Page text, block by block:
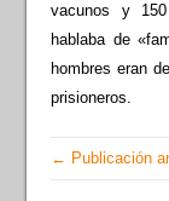
vacunos y
hablaba de
hombres eran
prisioneros.
← Publicación